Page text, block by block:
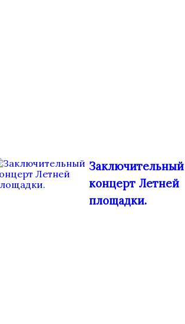
Заключительный
концерт Летней
площадки.